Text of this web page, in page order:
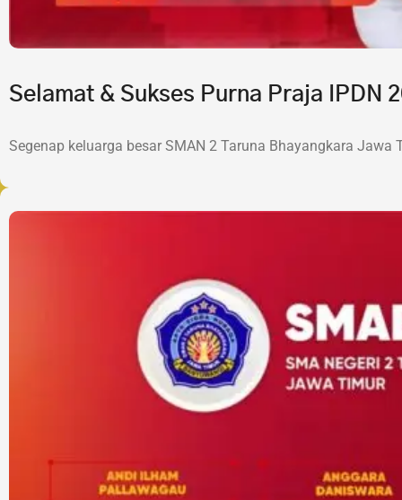
Selamat & Sukses Purna Praja IPDN
Segenap keluarga besar SMAN 2 Taruna Bhayangkara Jawa